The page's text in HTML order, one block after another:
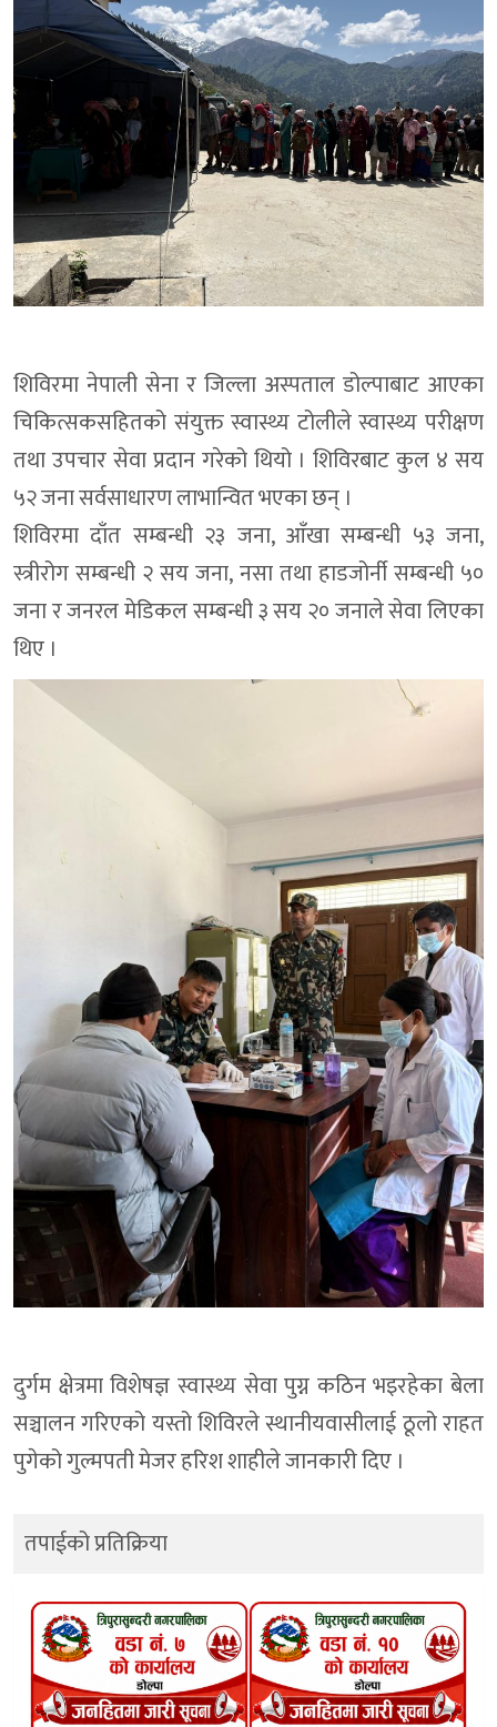
शिविरमा नेपाली सेना र जिल्ला अस्पताल डोल्पाबाट आएका
चिकित्सकसहितको संयुक्त स्वास्थ्य टोलीले स्वास्थ्य परीक्षण
तथा उपचार सेवा प्रदान गरेको थियो । शिविरबाट कुल ४ सय
५२ जना सर्वसाधारण लाभान्वित भएका छन् ।
शिविरमा दाँत सम्बन्धी २३ जना, आँखा सम्बन्धी ५३ जना,
स्त्रीरोग सम्बन्धी २ सय जना, नसा तथा हाडजोर्नी सम्बन्धी ५०
जना र जनरल मेडिकल सम्बन्धी ३ सय २० जनाले सेवा लिएका
थिए ।
दुर्गम क्षेत्रमा विशेषज्ञ स्वास्थ्य सेवा पुग्न कठिन भइरहेका बेला
सञ्चालन गरिएको यस्तो शिविरले स्थानीयवासीलाई ठूलो राहत
पुगेको गुल्मपती मेजर हरिश शाहीले जानकारी दिए ।
तपाईको प्रतिक्रिया